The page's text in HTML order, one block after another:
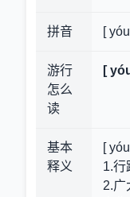
拼音 [
游行
怎么
读
[
基本
释义
[
1.行
2.广